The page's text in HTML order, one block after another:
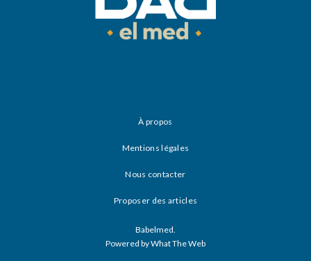
À propos
Mentions légales
Nous contacter
Proposer des articles
Babelmed.
Powered by What The Web